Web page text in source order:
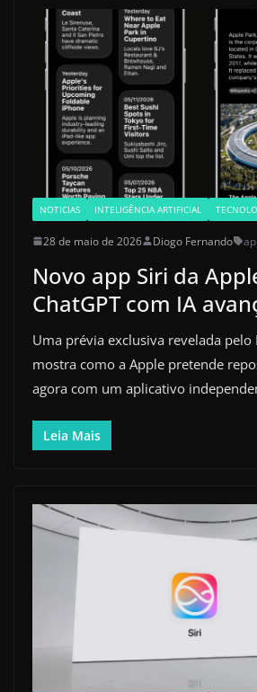
NOTICIAS INTELIGÊNCIA ARTIFICIAL
28 de maio de 2026 Diogo Fernando
Novo app Siri da
ChatGPT com IA
Uma prévia exclusiva revelada
mostra como a Apple pretende
agora com um aplicativo
Leia Mais